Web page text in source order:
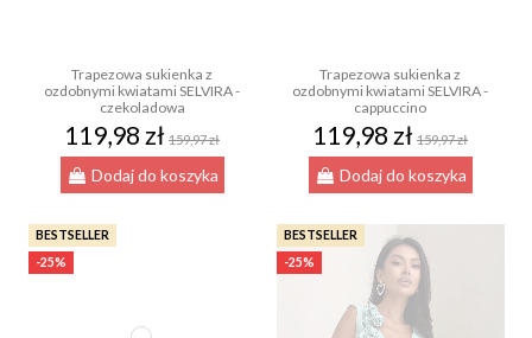
Trapezowa sukienka z
ozdobnymi kwiatami SELVIRA -
czekoladowa
119,98 zł 159,97 zł
Dodaj do koszyka
Trapezowa sukienka z
ozdobnymi kwiatami SELVIRA -
cappuccino
119,98 zł 159,97 zł
Dodaj do koszyka
BESTSELLER
-25%
BESTSELLER
-25%